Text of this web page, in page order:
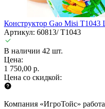
Конструктор Gao Misi T1043
Артикул: 60813/ T1043
В наличии 42 шт.
Цена:
1 750,00 р.
Цена со скидкой:
Компания «ИгроТойс»